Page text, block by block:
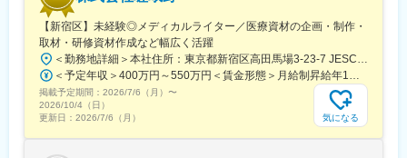
■当社について：
当社は、「テクノロジーの力で人々の健康寿命を延ばす」ことを
理念に掲げ、医師専用のWebサービスやアプリを展開していま
す。
当社が提供する「ヒポクラ」は、約70,000人以上の医師が参加す
【新宿区】未経験◎メディカルライター／医療資材の企画・制作・
取材・研修資材作成など幅広く活躍
＜勤務地詳細＞本社住所：東京都新宿区高田馬場3-23-7 JESCO高田馬場3F受動喫煙対策：屋内全面禁煙変更の範囲：会社の定める事業所（リモートワーク含む）
＜予定年収＞400万円～550万円＜賃金形態＞月給制昇給年1回、賞与年2回（実績）＜賃金内訳＞月額（基本給）：250,000円～350,000円＜月給＞250,000円～350,000円＜昇給有無＞有＜残業手当＞有＜給与補足＞経験・能力を考慮して決定します賃金はあくまでも目安の金額であり、選考を通じて上下する可能性があります。月給(月額)は固定手当を含めた表記です。
掲載予定期間： 2026/7/6（月） 〜
2026/10/4（日）
更新日： 2026/7/6（月） 気になる